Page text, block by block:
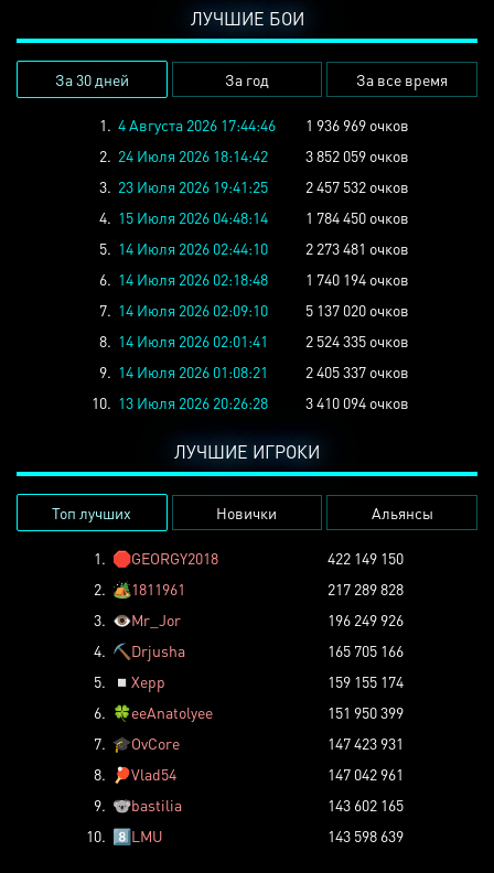
ЛУЧШИЕ БОИ
За 30 дней За год За все время
1. 4 Августа 2026 17:44:46
1 936 969 очков
2. 24 Июля 2026 18:14:42
3 852 059 очков
3. 23 Июля 2026 19:41:25
2 457 532 очков
4. 15 Июля 2026 04:48:14
1 784 450 очков
5. 14 Июля 2026 02:44:10
2 273 481 очков
6. 14 Июля 2026 02:18:48
1 740 194 очков
7. 14 Июля 2026 02:09:10
5 137 020 очков
8. 14 Июля 2026 02:01:41
2 524 335 очков
9. 14 Июля 2026 01:08:21
2 405 337 очков
10. 13 Июля 2026 20:26:28 3 410 094 очков
ЛУЧШИЕ ИГРОКИ
Топ лучших Новички Альянсы
1. 🛑GEORGY2018
422 149 150
2. 🏕️1811961
217 289 828
3. 👁️Mr_Jor
196 249 926
4. ⛏️ Drjusha
165 705 166
5.
◽ Xepp
159 155 174
6. 🍀eeAnatolyee
151 950 399
7. 🎓OvCore
147 423 931
8.
🏓Vlad54
147 042 961
9. 🐨bastilia
143 602 165
10. 8️⃣LMU 143 598 639